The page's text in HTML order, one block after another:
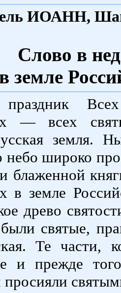
ИОАНН,
Слово в
в земле
праздник
— всех
земля.
небо широко
блаженной
в земле
древо
святые,
Те части,
и прежде
просияли